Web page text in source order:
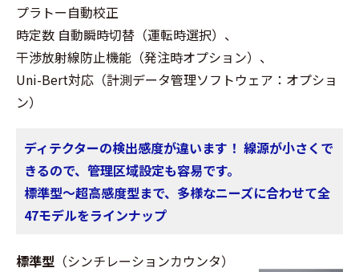
プラトー⾃動校正
時定数 ⾃動瞬時切替（運転時選択）、
⼲渉放射線防⽌機能（発注時オプション）、
Uni-Bert対応（計測データ管理ソフトウェア：オプショ
ン）
ディテクターの検出感度が違います！ 線源が小さくで
きるので、管理区域設定も容易です。
標準型～超高感度型まで、多様なニーズに合わせて全
47モデルをラインナップ
標準型 （シンチレーションカウンタ）